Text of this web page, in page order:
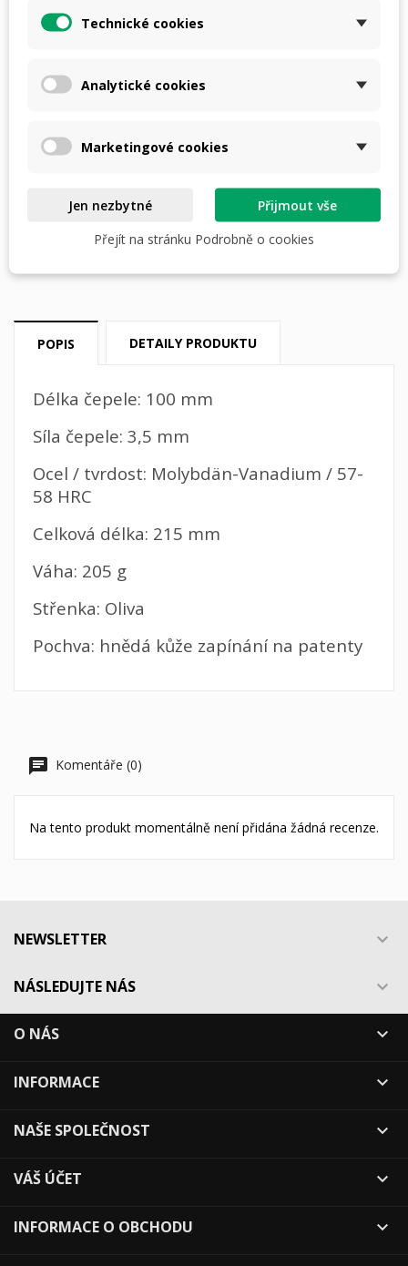
 skladem
Dostupná doprava
POPIS DETAILY PRODUKTU
Délka čepele: 100 mm
Síla čepele: 3,5 mm
Ocel / tvrdost: Molybdän-Vanadium / 57-
58 HRC
Celková délka: 215 mm
Váha: 205 g
Střenka: Oliva
Pochva: hnědá kůže zapínání na patenty
Komentáře (0)
Na tento produkt momentálně není přidána žádná recenze.
NEWSLETTER 
NÁSLEDUJTE NÁS 
O NÁS 
INFORMACE 
NAŠE SPOLEČNOST 
VÁŠ ÚČET 
INFORMACE O OBCHODU 
Technické cookies
Analytické cookies
Marketingové cookies
Jen nezbytné
Přijmout vše
Přejít na stránku Podrobně o cookies